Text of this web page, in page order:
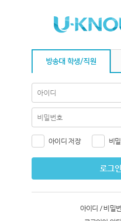
방송대 학생/직원
아이디 저장 비
로그인
아이디 / 비밀